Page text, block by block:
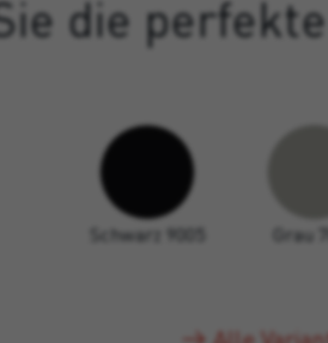
die
Schwarz 9005 Grau